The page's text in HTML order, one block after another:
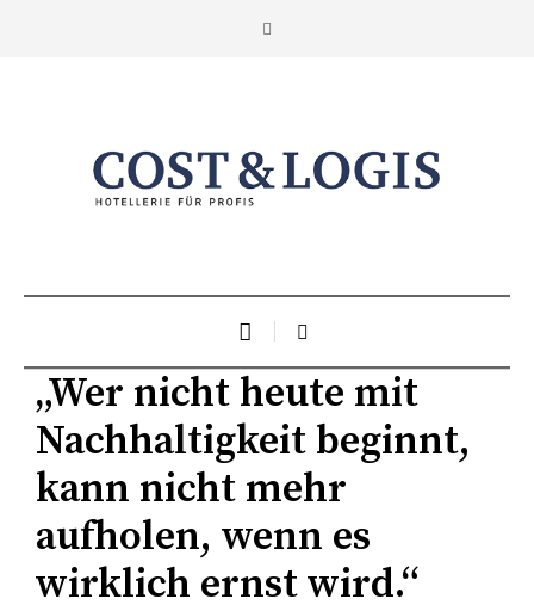
„Wer nicht heute mit
Nachhaltigkeit beginnt,
kann nicht mehr
aufholen, wenn es
wirklich ernst wird.“